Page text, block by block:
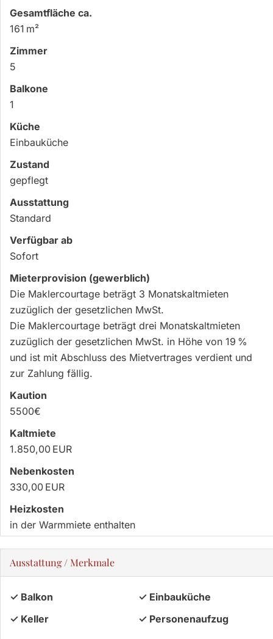
Gesamtfläche ca.
161 m²
Zimmer
5
Balkone
1
Küche
Einbauküche
Zustand
gepflegt
Ausstattung
Standard
Verfügbar ab
Sofort
Mieter­provision (gewerblich)
Die Maklercourtage beträgt 3 Monatskaltmieten
zuzüglich der gesetzlichen MwSt.
Die Maklercourtage beträgt drei Monatskaltmieten
zuzüglich der gesetzlichen MwSt. in Höhe von 19 %
und ist mit Abschluss des Mietvertrages verdient und
zur Zahlung fällig.
Kaution
5500€
Kaltmiete
1.850,00 EUR
Nebenkosten
330,00 EUR
Heizkosten
in der Warmmiete enthalten
Ausstattung / Merkmale
✓ Balkon
✓ Einbauküche
✓ Keller
✓ Personenaufzug